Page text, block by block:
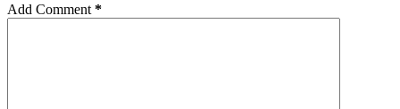
Add Comment *